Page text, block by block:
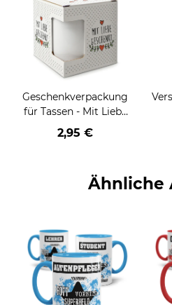
Geschenkverpackung
für Tassen - Mit Liebe
geschenkt
2,95 €
Ähnliche